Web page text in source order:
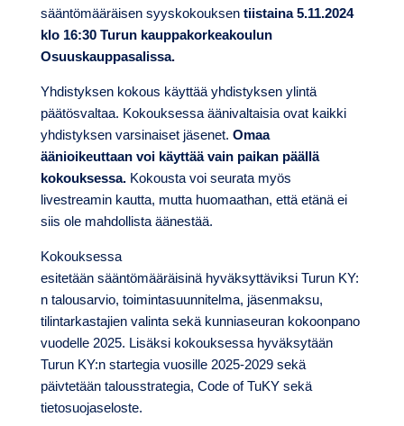
sääntömääräisen syyskokouksen tiistaina 5.11.2024
klo 16:30 Turun kauppakorkeakoulun
Osuuskauppasalissa.
Yhdistyksen kokous käyttää yhdistyksen ylintä
päätösvaltaa. Kokouksessa äänivaltaisia ovat kaikki
yhdistyksen varsinaiset jäsenet. Omaa
äänioikeuttaan voi käyttää vain paikan päällä
kokouksessa.Kokousta voi seurata myös
livestreamin kautta, mutta huomaathan, että etänä ei
siis ole mahdollista äänestää.
Kokouksessa
esitetään sääntömääräisinä hyväksyttäviksi Turun KY:
n talousarvio, toimintasuunnitelma, jäsenmaksu,
tilintarkastajien valinta sekä kunniaseuran kokoonpano
vuodelle 2025. Lisäksi kokouksessa hyväksytään
Turun KY:n startegia vuosille 2025-2029 sekä
päivtetään talousstrategia, Code of TuKY sekä
tietosuojaseloste.